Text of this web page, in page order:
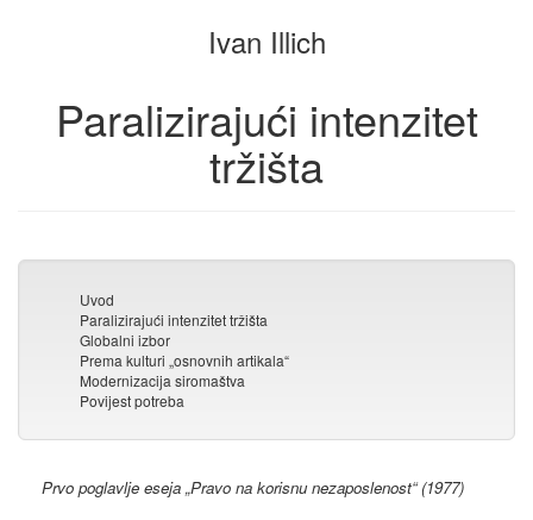
Ivan Illich
Paralizirajući intenzitet
tržišta
Uvod
Paralizirajući intenzitet tržišta
Globalni izbor
Prema kulturi „osnovnih artikala“
Modernizacija siromaštva
Povijest potreba
Prvo poglavlje eseja „Pravo na korisnu nezaposlenost“ (1977)